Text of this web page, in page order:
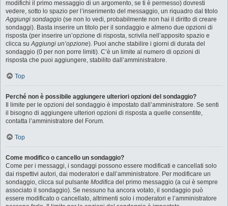
modifichi il primo messaggio di un argomento, se ti è permesso) dovresti
vedere, sotto lo spazio per l’inserimento del messaggio, un riquadro dal titolo
Aggiungi sondaggio (se non lo vedi, probabilmente non hai il diritto di creare
sondaggi). Basta inserire un titolo per il sondaggio e almeno due opzioni di
risposta (per inserire un’opzione di risposta, scrivila nell’apposito spazio e
clicca suAggiungi un’opzione). Puoi anche stabilire i giorni di durata del
sondaggio (0 per non porre limiti). C’è un limite al numero di opzioni di
risposta che puoi aggiungere, stabilito dall’amministratore.
Top
Perché non è possibile aggiungere ulteriori opzioni del sondaggio?
Il limite per le opzioni del sondaggio è impostato dall’amministratore. Se senti
il bisogno di aggiungere ulteriori opzioni di risposta a quelle consentite,
contatta l’amministratore del Forum.
Top
Come modifico o cancello un sondaggio?
Come per i messaggi, i sondaggi possono essere modificati e cancellati solo
dai rispettivi autori, dai moderatori e dall’amministratore. Per modificare un
sondaggio, clicca sul pulsante Modifica del primo messaggio (a cui è sempre
associato il sondaggio). Se nessuno ha ancora votato, il sondaggio può
essere modificato o cancellato, altrimenti solo i moderatori e l’amministratore